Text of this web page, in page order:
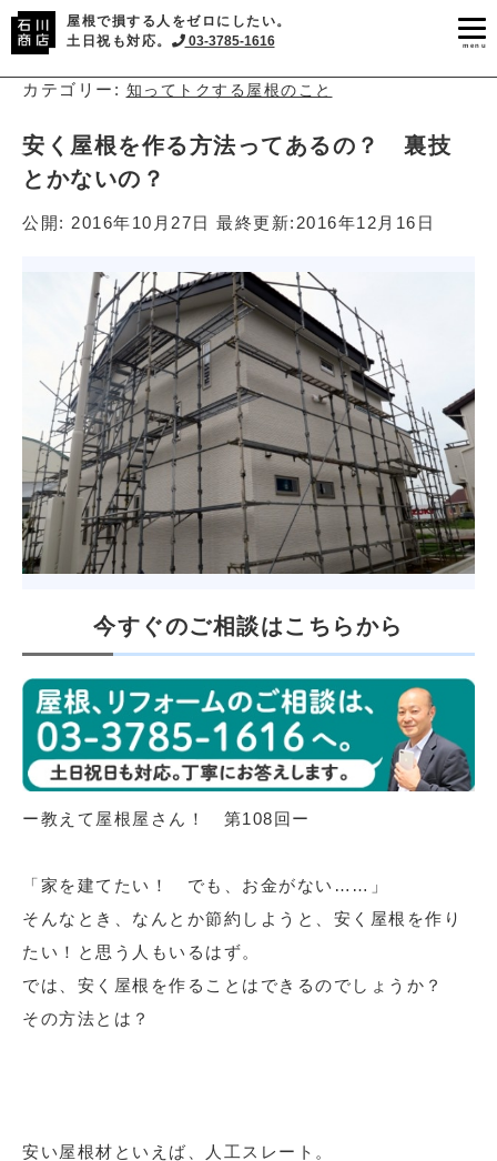
屋根で損する人をゼロにしたい。
土日祝も対応。
03-3785-1616 menu
カテゴリー: 知ってトクする屋根のこと
安く屋根を作る方法ってあるの？ 裏技
とかないの？
公開: 2016年10月27日 最終更新: 2016年12月16日
今すぐのご相談はこちらから
ー教えて屋根屋さん！ 第108回ー
「家を建てたい！ でも、お金がない……」
そんなとき、なんとか節約しようと、安く屋根を作り
たい！と思う人もいるはず。
では、安く屋根を作ることはできるのでしょうか？
その方法とは？
安い屋根材といえば、人工スレート。